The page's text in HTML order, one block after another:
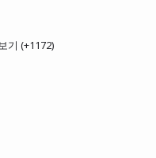
기 (+1172)